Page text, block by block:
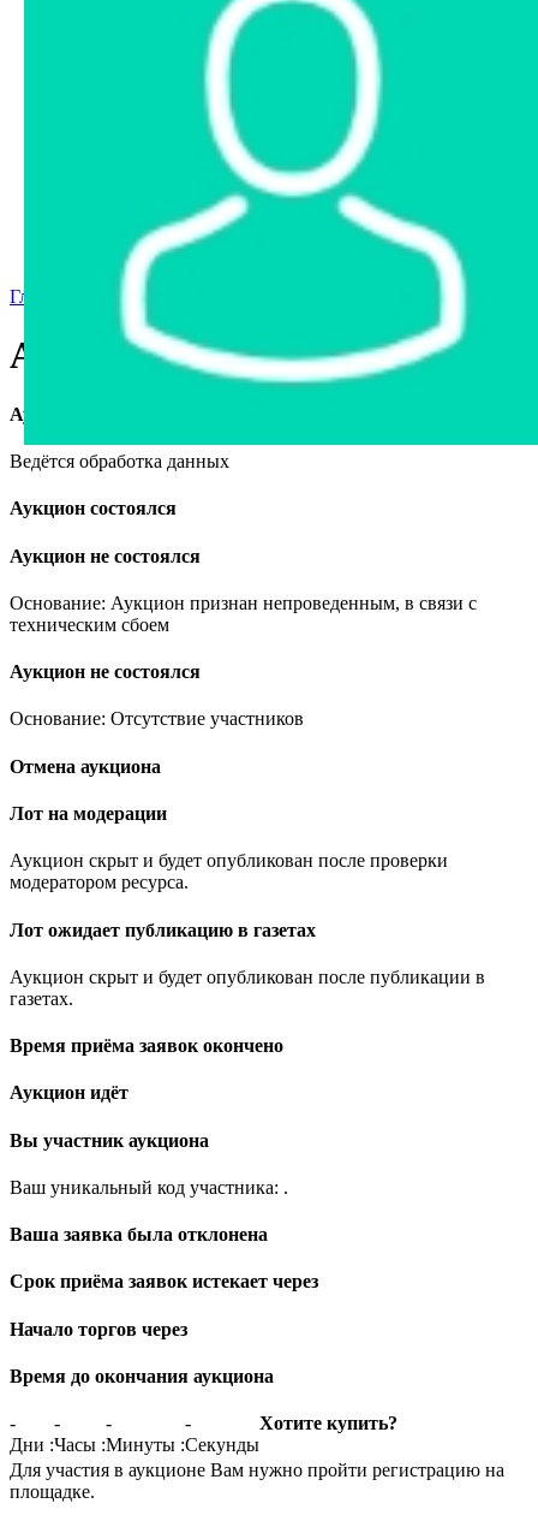
Интернет-магазин
Интернет-витрина
Арестованное имущество
Реестр несостоявшихся торгов
Реестр переоценок
Государственное имущество
Главная страница
Audi 100, 1991
Аукцион завершён
Ведётся обработка данных
Аукцион состоялся
Аукцион не состоялся
Основание: Аукцион признан непроведенным, в связи с
техническим сбоем
Аукцион не состоялся
Основание: Отсутствие участников
Отмена аукциона
Лот на модерации
Аукцион скрыт и будет опубликован после проверки
модератором ресурса.
Лот ожидает публикацию в газетах
Аукцион скрыт и будет опубликован после публикации в
газетах.
Время приёма заявок окончено
Аукцион идёт
Вы участник аукциона
Ваш уникальный код участника: .
Ваша заявка была отклонена
Срок приёма заявок истекает через
Начало торгов через
Время до окончания аукциона
-
Дни :
-
Часы :
-
Минуты :
-
Секунды
Хотите купить?
Для участия в аукционе Вам нужно пройти регистрацию на
площадке.